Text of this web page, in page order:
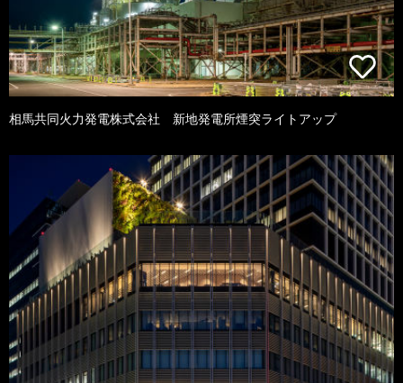
相馬共同火力発電株式会社 新地発電所煙突ライトアップ